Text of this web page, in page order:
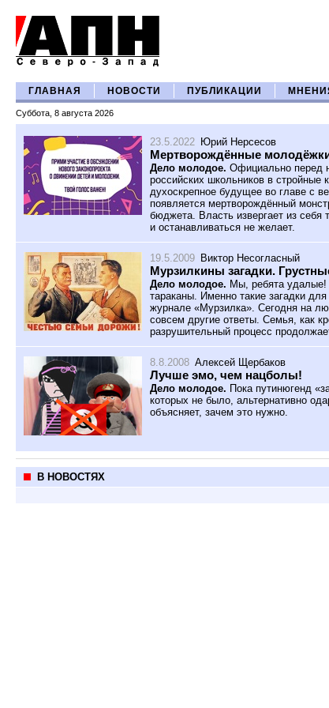
ГЛАВНАЯ НОВОСТИ ПУБЛИКАЦИИ
Суббота, 8 августа 2026
23.5.2022 Юрий Нерсесов
Мертворождённые
Дело молодое. Официально перед
российских школьников в стройные
духоскрепное будущее во главе с
появляется мертворождённый
бюджета. Власть извергает из себя
и останавливаться не желает.
19.5.2009 Виктор Несогласный
Мурзилкины загадки.
Дело молодое. Мы, ребята
тараканы. Именно такие загадки
журнале «Мурзилка». Сегодня на
совсем другие ответы. Семья, как
разрушительный процесс
8.8.2008 Алексей Щербаков
Лучше эмо, чем нацболы!
Дело молодое. Пока путинюгенд
которых не было, альтернативно
объясняет, зачем это нужно.
В НОВОСТЯХ